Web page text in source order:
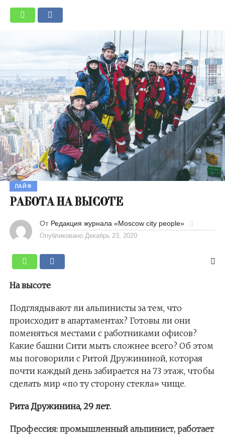
ЛАЙФ
РАБОТА НА ВЫСОТЕ
От Редакция журнала «Moscow city people»
Опубликовано Декабрь 23, 2020
На высоте
Подглядывают ли альпинисты за тем, что
происходит в апартаментах? Готовы ли они
поменяться местами с работниками офисов?
Какие башни Сити мыть сложнее всего? Об этом
мы поговорили с Ритой Дружининой, которая
почти каждый день забирается на 73 этаж, чтобы
сделать мир «по ту сторону стекла» чище.
Рита Дружинина, 29 лет.
Профессия: промышленный альпинист, работает